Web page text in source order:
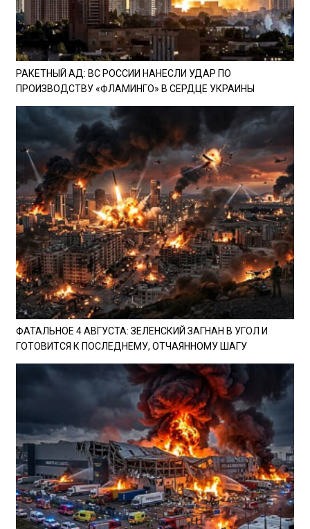
РАКЕТНЫЙ АД: ВС РОССИИ НАНЕСЛИ УДАР ПО
ПРОИЗВОДСТВУ «ФЛАМИНГО» В СЕРДЦЕ УКРАИНЫ
ФАТАЛЬНОЕ 4 АВГУСТА: ЗЕЛЕНСКИЙ ЗАГНАН В УГОЛ И
ГОТОВИТСЯ К ПОСЛЕДНЕМУ, ОТЧАЯННОМУ ШАГУ